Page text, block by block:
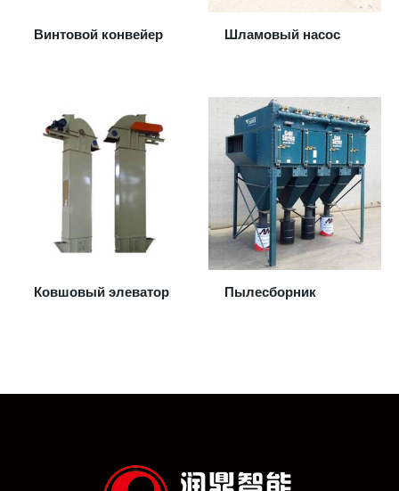
Винтовой конвейер Шламовый насос
Ковшовый элеватор Пылесборник